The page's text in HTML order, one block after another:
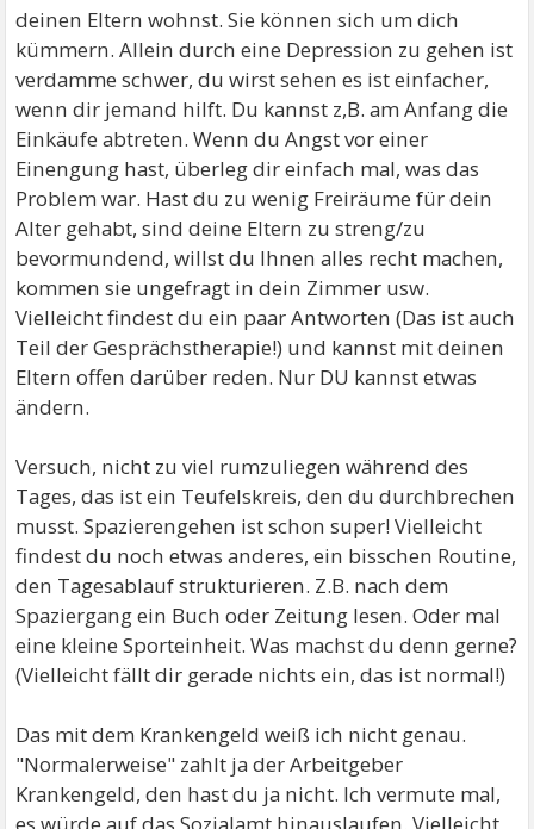
deinen Eltern wohnst. Sie können sich um dich
kümmern. Allein durch eine Depression zu gehen ist
verdamme schwer, du wirst sehen es ist einfacher,
wenn dir jemand hilft. Du kannst z,B. am Anfang die
Einkäufe abtreten. Wenn du Angst vor einer
Einengung hast, überleg dir einfach mal, was das
Problem war. Hast du zu wenig Freiräume für dein
Alter gehabt, sind deine Eltern zu streng/zu
bevormundend, willst du Ihnen alles recht machen,
kommen sie ungefragt in dein Zimmer usw.
Vielleicht findest du ein paar Antworten (Das ist auch
Teil der Gesprächstherapie!) und kannst mit deinen
Eltern offen darüber reden. Nur DU kannst etwas
ändern.
Versuch, nicht zu viel rumzuliegen während des
Tages, das ist ein Teufelskreis, den du durchbrechen
musst. Spazierengehen ist schon super! Vielleicht
findest du noch etwas anderes, ein bisschen Routine,
den Tagesablauf strukturieren. Z.B. nach dem
Spaziergang ein Buch oder Zeitung lesen. Oder mal
eine kleine Sporteinheit. Was machst du denn gerne?
(Vielleicht fällt dir gerade nichts ein, das ist normal!)
Das mit dem Krankengeld weiß ich nicht genau.
"Normalerweise" zahlt ja der Arbeitgeber
Krankengeld, den hast du ja nicht. Ich vermute mal,